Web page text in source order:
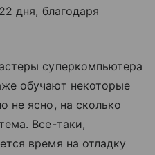
дня, благодаря
суперкомпьютера
обучают некоторые
не ясно, на сколько
Все-таки,
время на отладку